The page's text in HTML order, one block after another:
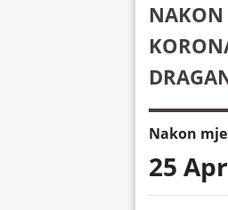
NAKON
Nakon
25